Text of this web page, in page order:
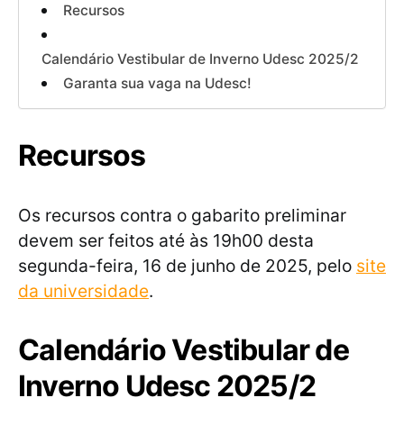
Recursos
Calendário Vestibular de Inverno Udesc 2025/2
Garanta sua vaga na Udesc!
Recursos
Os recursos contra o gabarito preliminar
devem ser feitos até às 19h00 desta
segunda-feira, 16 de junho de 2025, pelo site
da universidade.
Calendário Vestibular de
Inverno Udesc 2025/2